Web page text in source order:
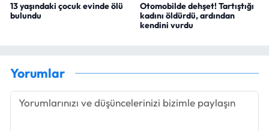
13 yaşındaki çocuk evinde ölü
bulundu
Otomobilde dehşet! Tartıştığı
kadını öldürdü, ardından
kendini vurdu
Yorumlar